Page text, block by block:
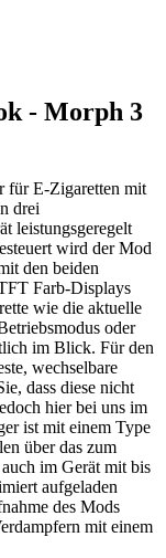
- Morph 3
für E-Zigaretten mit
drei
leistungsgeregelt
wird der Mod
den beiden
Farb-Displays
wie die aktuelle
oder
im Blick. Für den
wechselbare
dass diese nicht
hier bei uns im
ist mit einem Type
über das zum
im Gerät mit bis
aufgeladen
des Mods
mit einem